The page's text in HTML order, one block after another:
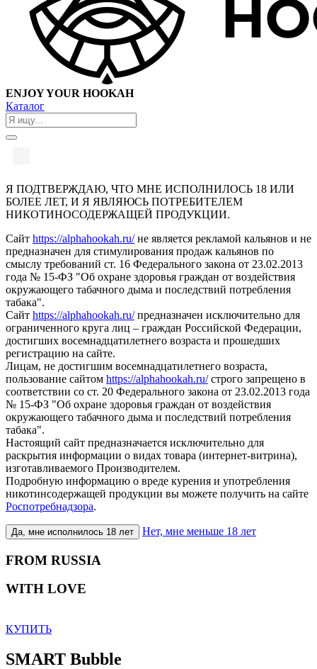
ENJOY YOUR HOOKAH
Каталог
Я ПОДТВЕРЖДАЮ, ЧТО МНЕ ИСПОЛНИЛОСЬ 18 ИЛИ
БОЛЕЕ ЛЕТ, И Я ЯВЛЯЮСЬ ПОТРЕБИТЕЛЕМ
НИКОТИНОСОДЕРЖАЩЕЙ ПРОДУКЦИИ.
Сайт https://alphahookah.ru/не является рекламой кальянов и не
предназначен для стимулирования продаж кальянов по
смыслу требований ст. 16 Федерального закона от 23.02.2013
года № 15-ФЗ "Об охране здоровья граждан от воздействия
окружающего табачного дыма и последствий потребления
табака".
Сайт https://alphahookah.ru/предназначен исключительно для
ограниченного круга лиц – граждан Российской Федерации,
достигших восемнадцатилетнего возраста и прошедших
регистрацию на сайте.
Лицам, не достигшим восемнадцатилетнего возраста,
пользование сайтом https://alphahookah.ru/строго запрещено в
соответствии со ст. 20 Федерального закона от 23.02.2013 года
№ 15-ФЗ "Об охране здоровья граждан от воздействия
окружающего табачного дыма и последствий потребления
табака".
Настоящий сайт предназначается исключительно для
раскрытия информации о видах товара (интернет-витрина),
изготавливаемого Производителем.
Подробную информацию о вреде курения и употребления
никотинсодержащей продукции вы можете получить на сайте
Роспотребнадзора.
Да, мне исполнилось 18 лет Нет, мне меньше 18 лет
FROM RUSSIA
WITH LOVE
КУПИТЬ
SMART Bubble